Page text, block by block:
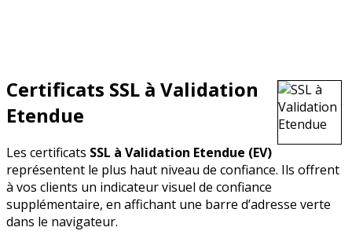
Certificats SSL à Validation
Etendue
Les certificats SSL à Validation Etendue (EV)
représentent le plus haut niveau de confiance. Ils offrent
à vos clients un indicateur visuel de confiance
supplémentaire, en affichant une barre d’adresse verte
dans le navigateur.